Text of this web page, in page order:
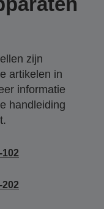
zijn
artikelen in
informatie
handleiding